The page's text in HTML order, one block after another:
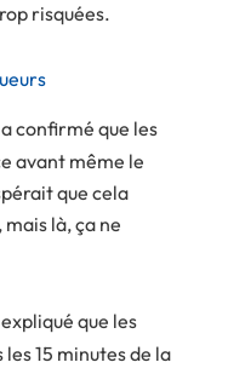
risquées.
confirmé que les
avant même le
que cela
là, ça ne
que les
15 minutes de la